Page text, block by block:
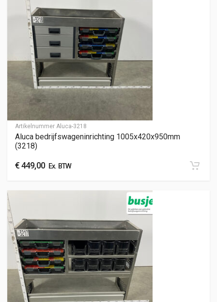
Artikelnummer Aluca-3218
Aluca bedrijfswageninrichting 1005x420x950mm
(3218)
€449,00Ex. BTW